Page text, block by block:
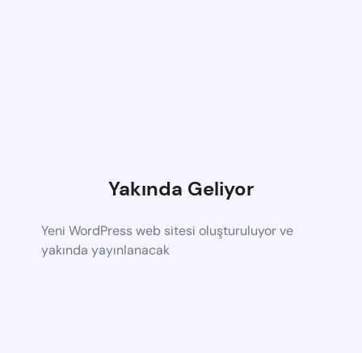
Yakında Geliyor
Yeni WordPress web sitesi oluşturuluyor ve
yakında yayınlanacak